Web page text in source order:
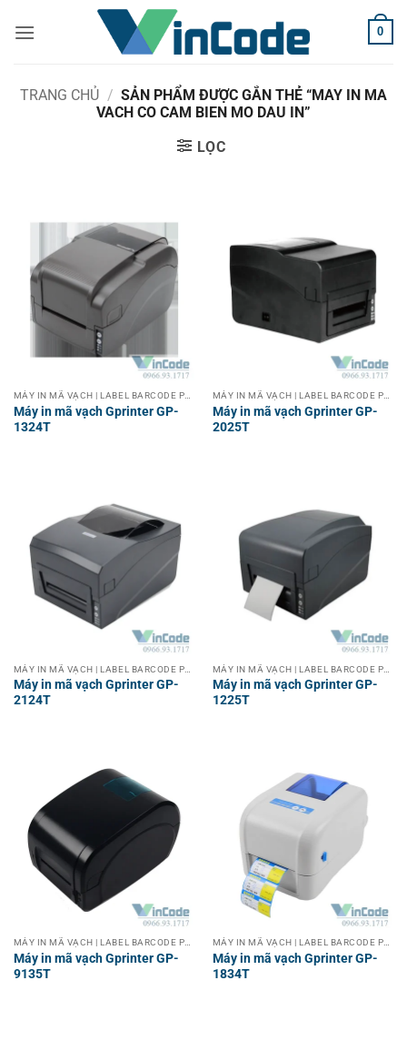
qua
0
TRANG CHỦ / SẢN PHẨM ĐƯỢC GẮN THẺ “MAY IN MA
VACH CO CAM BIEN MO DAU IN”
LỌC
Máy in mã vạch Gprinter GP-
1324T
Máy in mã vạch Gprinter GP-
2025T
Máy in mã vạch Gprinter GP-
2124T
Máy in mã vạch Gprinter GP-
1225T
MÁY IN MÃ VẠCH | LABEL BARCODE PRINTER
Máy in mã vạch Gprinter GP-
9135T
MÁY IN MÃ VẠCH | LABEL BARCODE PRINTER
Máy in mã vạch Gprinter GP-
1834T